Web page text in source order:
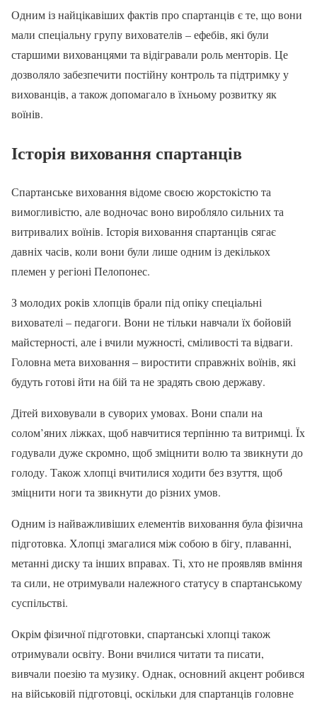
Одним із найцікавіших фактів про спартанців є те, що вони
мали спеціальну групу вихователів – ефебів, які були
старшими вихованцями та відігравали роль менторів. Це
дозволяло забезпечити постійну контроль та підтримку у
вихованців, а також допомагало в їхньому розвитку як
воїнів.
Історія виховання спартанців
Спартанське виховання відоме своєю жорстокістю та
вимогливістю, але водночас воно виробляло сильних та
витривалих воїнів. Історія виховання спартанців сягає
давніх часів, коли вони були лише одним із декількох
племен у регіоні Пелопонес.
З молодих років хлопців брали під опіку спеціальні
вихователі – педагоги. Вони не тільки навчали їх бойовій
майстерності, але і вчили мужності, сміливості та відваги.
Головна мета виховання – виростити справжніх воїнів, які
будуть готові йти на бій та не зрадять свою державу.
Дітей виховували в суворих умовах. Вони спали на
солом’яних ліжках, щоб навчитися терпінню та витримці. Їх
годували дуже скромно, щоб зміцнити волю та звикнути до
голоду. Також хлопці вчитилися ходити без взуття, щоб
зміцнити ноги та звикнути до різних умов.
Одним із найважливіших елементів виховання була фізична
підготовка. Хлопці змагалися між собою в бігу, плаванні,
метанні диску та інших вправах. Ті, хто не проявляв вміння
та сили, не отримували належного статусу в спартанському
суспільстві.
Окрім фізичної підготовки, спартанські хлопці також
отримували освіту. Вони вчилися читати та писати,
вивчали поезію та музику. Однак, основний акцент робився
на військовій підготовці, оскільки для спартанців головне